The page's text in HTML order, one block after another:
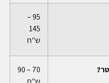
95 –
145
ש"ח
70 – 90